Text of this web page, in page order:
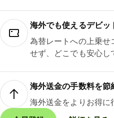
海外でも使えるデビッ
為替レートへの上乗せ
せず、どこでも安心し
海外送金の手数料を節
海外送金をよりお得に